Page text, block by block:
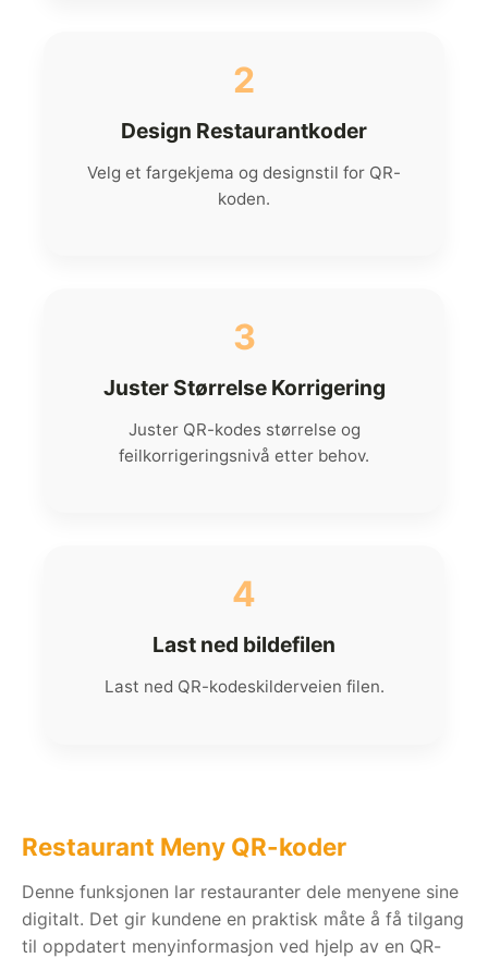
2
Design Restaurantkoder
Velg et fargekjema og designstil for QR-
koden.
3
Juster Størrelse Korrigering
Juster QR-kodes størrelse og
feilkorrigeringsnivå etter behov.
4
Last ned bildefilen
Last ned QR-kodeskilderveien filen.
Restaurant Meny QR-koder
Denne funksjonen lar restauranter dele menyene sine
digitalt. Det gir kundene en praktisk måte å få tilgang
til oppdatert menyinformasjon ved hjelp av en QR-